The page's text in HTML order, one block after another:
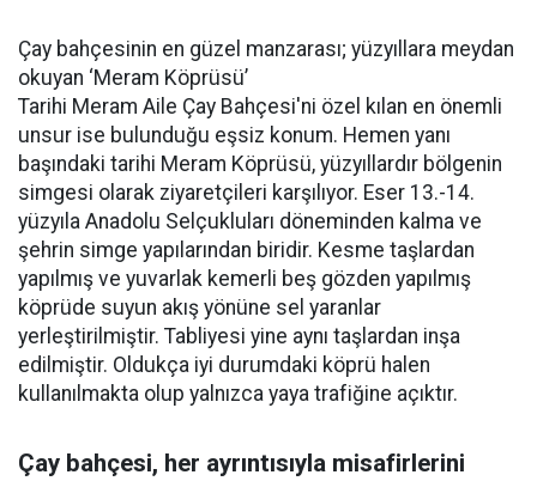
Çay bahçesinin en güzel manzarası; yüzyıllara meydan
okuyan ‘Meram Köprüsü’
Tarihi Meram Aile Çay Bahçesi'ni özel kılan en önemli
unsur ise bulunduğu eşsiz konum. Hemen yanı
başındaki tarihi Meram Köprüsü, yüzyıllardır bölgenin
simgesi olarak ziyaretçileri karşılıyor. Eser 13.-14.
yüzyıla Anadolu Selçukluları döneminden kalma ve
şehrin simge yapılarından biridir. Kesme taşlardan
yapılmış ve yuvarlak kemerli beş gözden yapılmış
köprüde suyun akış yönüne sel yaranlar
yerleştirilmiştir. Tabliyesi yine aynı taşlardan inşa
edilmiştir. Oldukça iyi durumdaki köprü halen
kullanılmakta olup yalnızca yaya trafiğine açıktır.
Çay bahçesi, her ayrıntısıyla misafirlerini